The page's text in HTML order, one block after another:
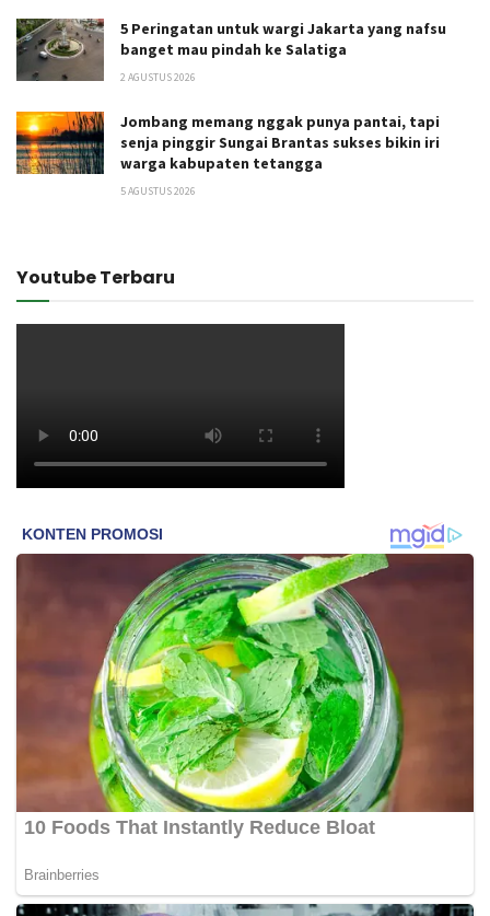
5 Peringatan untuk wargi Jakarta yang nafsu
banget mau pindah ke Salatiga
2 AGUSTUS 2026
Jombang memang nggak punya pantai, tapi
senja pinggir Sungai Brantas sukses bikin iri
warga kabupaten tetangga
5 AGUSTUS 2026
Youtube Terbaru